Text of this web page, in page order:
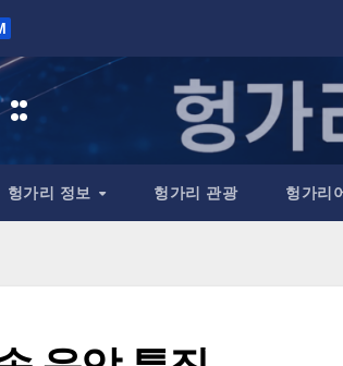
헝가리 정보 헝가리 관광 헝가리